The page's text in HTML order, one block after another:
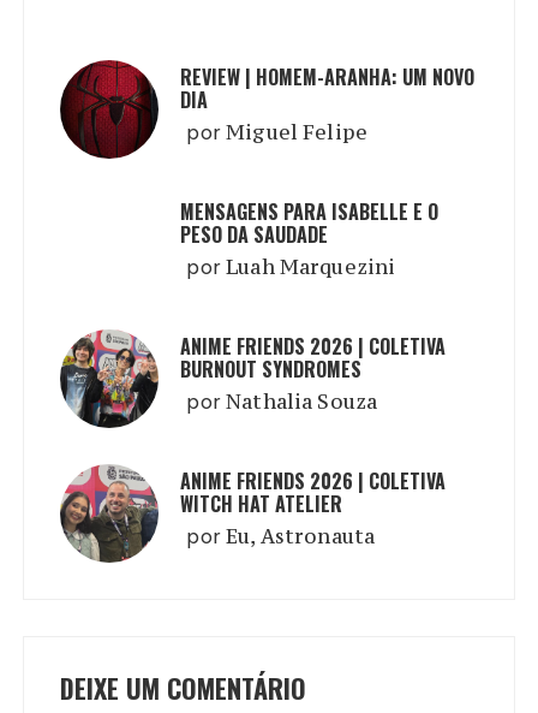
REVIEW | HOMEM-ARANHA: UM NOVO
DIA
porMiguel Felipe
MENSAGENS PARA ISABELLE E O
PESO DA SAUDADE
porLuah Marquezini
ANIME FRIENDS 2026 | COLETIVA
BURNOUT SYNDROMES
porNathalia Souza
ANIME FRIENDS 2026 | COLETIVA
WITCH HAT ATELIER
porEu, Astronauta
DEIXE UM COMENTÁRIO